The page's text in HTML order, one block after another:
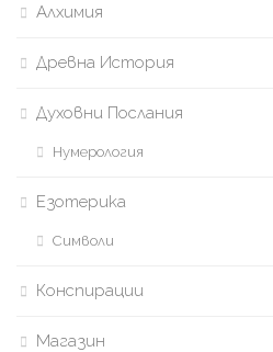
Алхимия
Древна История
Духовни Послания
Нумерология
Езотерика
Символи
Конспирации
Магазин